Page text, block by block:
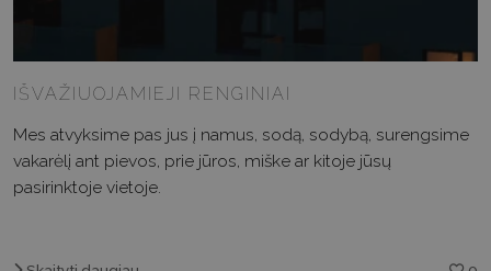
IŠVAŽIUOJAMIEJI RENGINIAI
Mes atvyksime pas jus į namus, sodą, sodybą, surengsime
vakarėlį ant pievos, prie jūros, miške ar kitoje jūsų
pasirinktoje vietoje.